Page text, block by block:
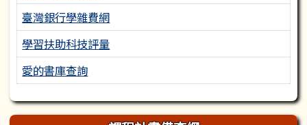
臺灣銀行學雜費網
學習扶助科技評量
愛的書庫查詢